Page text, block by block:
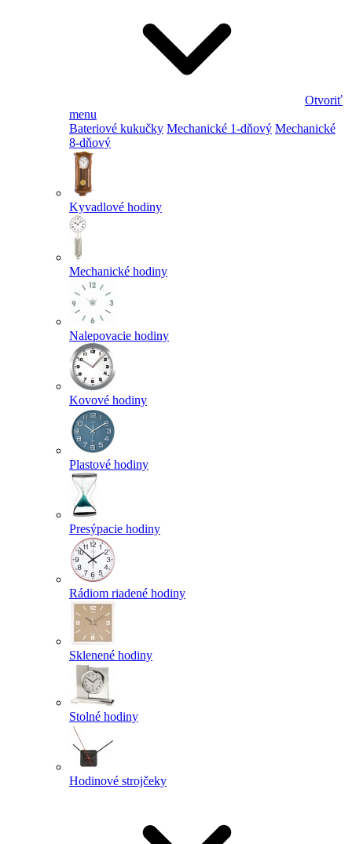
Otvoriť
menu
Bateriové kukučky Mechanické 1-dňový Mechanické
8-dňový
Kyvadlové hodiny
Mechanické hodiny
Nalepovacie hodiny
Kovové hodiny
Plastové hodiny
Presýpacie hodiny
Rádiom riadené hodiny
Sklenené hodiny
Stolné hodiny
Hodinové strojčeky